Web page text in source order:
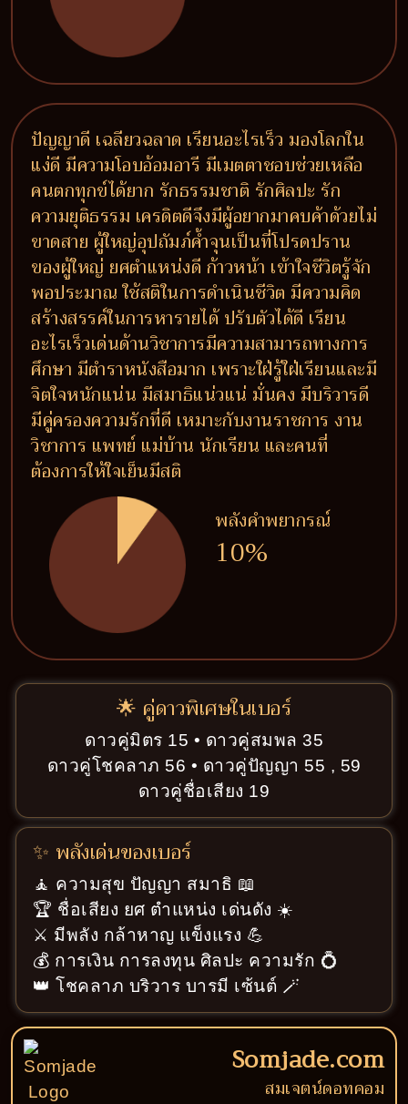
ปัญญาดี เฉลียวฉลาด เรียนอะไรเร็ว มองโลกใน
แง่ดี มีความโอบอ้อมอารี มีเมตตาชอบช่วยเหลือ
คนตกทุกข์ได้ยาก รักธรรมชาติ รักศิลปะ รัก
ความยุติธรรม เครดิตดีจึงมีผู้อยากมาคบค้าด้วยไม่
ขาดสาย ผู้ใหญ่อุปถัมภ์ค้ำจุนเป็นที่โปรดปราน
ของผู้ใหญ่ ยศตำแหน่งดี ก้าวหน้า เข้าใจชีวิตรู้จัก
พอประมาณ ใช้สติในการดำเนินชีวิต มีความคิด
สร้างสรรค์ในการหารายได้ ปรับตัวได้ดี เรียน
อะไรเร็วเด่นด้านวิชาการมีความสามารถทางการ
ศึกษา มีตำราหนังสือมาก เพราะใฝ่รู้ใฝ่เรียนและมี
จิตใจหนักแน่น มีสมาธิแน่วแน่ มั่นคง มีบริวารดี
มีคู่ครองความรักที่ดี เหมาะกับงานราชการ งาน
วิชาการ แพทย์ แม่บ้าน นักเรียน และคนที่
ต้องการให้ใจเย็นมีสติ
พลังคำพยากรณ์
10%
🌟 คู่ดาวพิเศษในเบอร์
ดาวคู่มิตร 15 • ดาวคู่สมพล 35
ดาวคู่โชคลาภ 56 • ดาวคู่ปัญญา 55 , 59
ดาวคู่ชื่อเสียง 19
✨ พลังเด่นของเบอร์
🧘 ความสุข ปัญญา สมาธิ 📖
🏆 ชื่อเสียง ยศ ตำแหน่ง เด่นดัง ☀️
⚔️ มีพลัง กล้าหาญ แข็งแรง 💪
💰 การเงิน การลงทุน ศิลปะ ความรัก 💍
👑 โชคลาภ บริวาร บารมี เซ้นต์ 🪄
Somjade.com
สมเจตน์ดอทคอม